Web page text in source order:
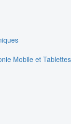
Mobile et Tablettes